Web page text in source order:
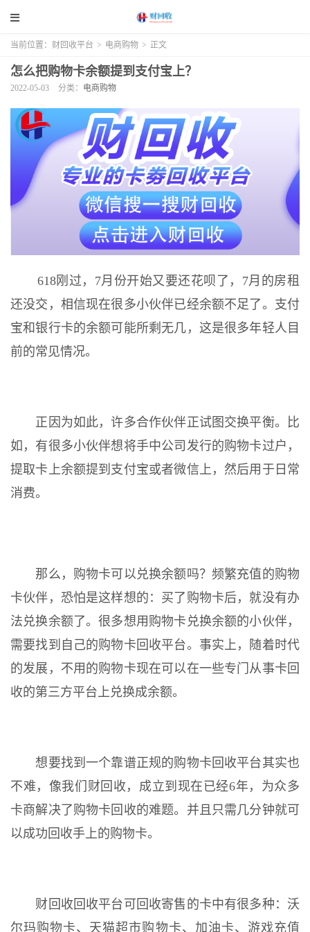
当前位置： 财回收平台 > 电商购物 > 正文
怎么把购物卡余额提到支付宝上？
2022-05-03 分类： 电商购物
618刚过，7月份开始又要还花呗了，7月的房租
还没交，相信现在很多小伙伴已经余额不足了。支付
宝和银行卡的余额可能所剩无几，这是很多年轻人目
前的常见情况。
正因为如此，许多合作伙伴正试图交换平衡。比
如，有很多小伙伴想将手中公司发行的购物卡过户，
提取卡上余额提到支付宝或者微信上，然后用于日常
消费。
那么，购物卡可以兑换余额吗？频繁充值的购物
卡伙伴，恐怕是这样想的：买了购物卡后，就没有办
法兑换余额了。很多想用购物卡兑换余额的小伙伴，
需要找到自己的购物卡回收平台。事实上，随着时代
的发展，不用的购物卡现在可以在一些专门从事卡回
收的第三方平台上兑换成余额。
想要找到一个靠谱正规的购物卡回收平台其实也
不难，像我们财回收，成立到现在已经6年，为众多
卡商解决了购物卡回收的难题。并且只需几分钟就可
以成功回收手上的购物卡。
财回收回收平台可回收寄售的卡中有很多种：沃
尔玛购物卡、天猫超市购物卡、加油卡、游戏充值